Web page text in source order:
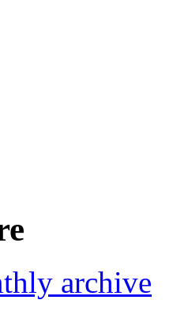
archive